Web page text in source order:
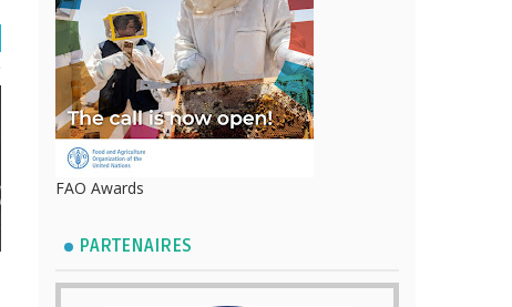
FAO Awards
PARTENAIRES